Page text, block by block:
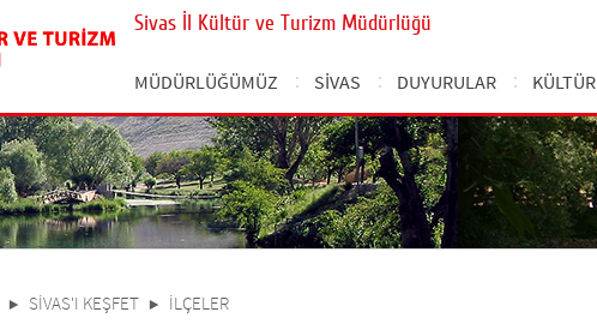
Sivas İl Kültür ve Turizm Müdürlüğü
MÜDÜRLÜĞÜMÜZ SİVAS DUYURULAR KÜLTÜR
SİVAS'I KEŞFET İLÇELER